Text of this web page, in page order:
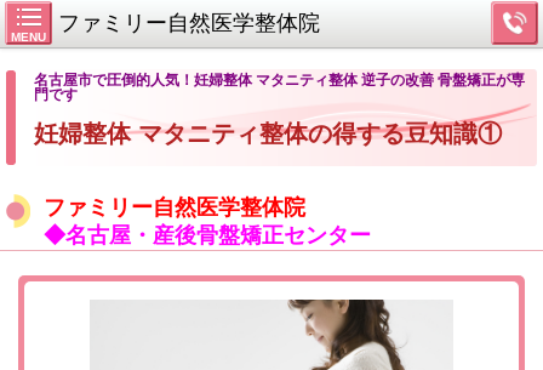
MENU
ファミリー自然医学整体院
名古屋市で圧倒的人気！妊婦整体 マタニティ整体 逆子の改善 骨盤矯正が専
門です
妊婦整体 マタニティ整体の得する豆知識①
ファミリー自然医学整体院
◆名古屋・産後骨盤矯正センター